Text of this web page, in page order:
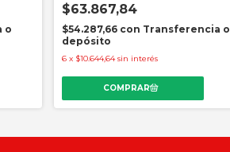
o
$63.867,84
$54.287,66 con Transferencia o
depósito
6 x $10.644,64 sin interés